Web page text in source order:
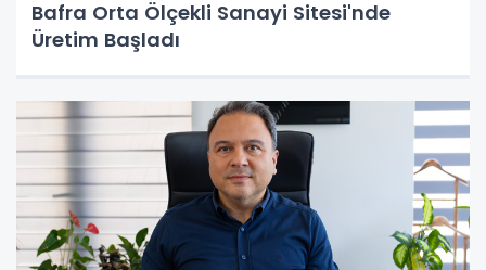
Bafra Orta Ölçekli Sanayi Sitesi'nde
Üretim Başladı